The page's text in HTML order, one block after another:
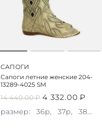
САПОГИ
Сапоги летние женские 204-
13289-4025 SM
14 440.00₽ 4 332.00 ₽
размер: 36р, 37р, 38р,